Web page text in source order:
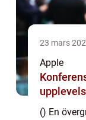
23 mars
Apple
Konferens
() En